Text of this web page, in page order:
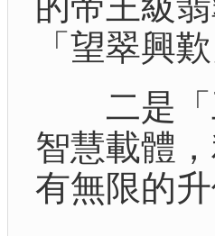
「望翠興歎
二是「工
智慧載體
有無限的